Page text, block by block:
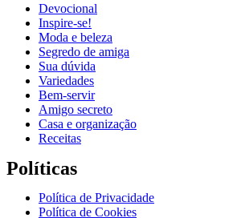
Devocional
Inspire-se!
Moda e beleza
Segredo de amiga
Sua dúvida
Variedades
Bem-servir
Amigo secreto
Casa e organização
Receitas
Políticas
Política de Privacidade
Política de Cookies